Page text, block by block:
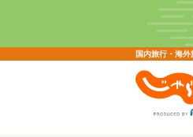
国内旅行・海